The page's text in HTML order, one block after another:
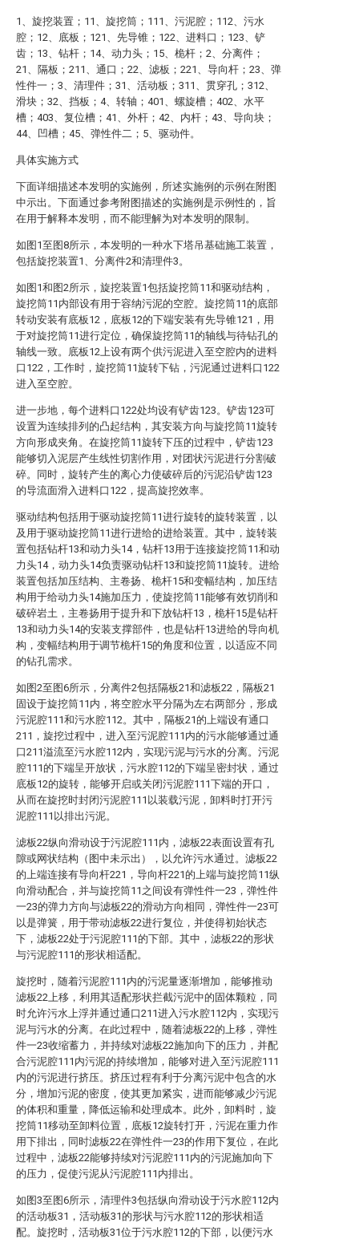
1、旋挖装置；11、旋挖筒；111、污泥腔；112、污水
腔；12、底板；121、先导锥；122、进料口；123、铲
齿；13、钻杆；14、动力头；15、桅杆；2、分离件；
21、隔板；211、通口；22、滤板；221、导向杆；23、弹
性件一；3、清理件；31、活动板；311、贯穿孔；312、
滑块；32、挡板；4、转轴；401、螺旋槽；402、水平
槽；403、复位槽；41、外杆；42、内杆；43、导向块；
44、凹槽；45、弹性件二；5、驱动件。
具体实施方式
下面详细描述本发明的实施例，所述实施例的示例在附图
中示出。下面通过参考附图描述的实施例是示例性的，旨
在用于解释本发明，而不能理解为对本发明的限制。
如图1至图8所示，本发明的一种水下塔吊基础施工装置，
包括旋挖装置1、分离件2和清理件3。
如图1和图2所示，旋挖装置1包括旋挖筒11和驱动结构，
旋挖筒11内部设有用于容纳污泥的空腔。旋挖筒11的底部
转动安装有底板12，底板12的下端安装有先导锥121，用
于对旋挖筒11进行定位，确保旋挖筒11的轴线与待钻孔的
轴线一致。底板12上设有两个供污泥进入至空腔内的进料
口122，工作时，旋挖筒11旋转下钻，污泥通过进料口122
进入至空腔。
进一步地，每个进料口122处均设有铲齿123。铲齿123可
设置为连续排列的凸起结构，其安装方向与旋挖筒11旋转
方向形成夹角。在旋挖筒11旋转下压的过程中，铲齿123
能够切入泥层产生线性切割作用，对团状污泥进行分割破
碎。同时，旋转产生的离心力使破碎后的污泥沿铲齿123
的导流面滑入进料口122，提高旋挖效率。
驱动结构包括用于驱动旋挖筒11进行旋转的旋转装置，以
及用于驱动旋挖筒11进行进给的进给装置。其中，旋转装
置包括钻杆13和动力头14，钻杆13用于连接旋挖筒11和动
力头14，动力头14负责驱动钻杆13和旋挖筒11旋转。进给
装置包括加压结构、主卷扬、桅杆15和变幅结构，加压结
构用于给动力头14施加压力，使旋挖筒11能够有效切削和
破碎岩土，主卷扬用于提升和下放钻杆13，桅杆15是钻杆
13和动力头14的安装支撑部件，也是钻杆13进给的导向机
构，变幅结构用于调节桅杆15的角度和位置，以适应不同
的钻孔需求。
如图2至图6所示，分离件2包括隔板21和滤板22，隔板21
固设于旋挖筒11内，将空腔水平分隔为左右两部分，形成
污泥腔111和污水腔112。其中，隔板21的上端设有通口
211，旋挖过程中，进入至污泥腔111内的污水能够通过通
口211溢流至污水腔112内，实现污泥与污水的分离。污泥
腔111的下端呈开放状，污水腔112的下端呈密封状，通过
底板12的旋转，能够开启或关闭污泥腔111下端的开口，
从而在旋挖时封闭污泥腔111以装载污泥，卸料时打开污
泥腔111以排出污泥。
滤板22纵向滑动设于污泥腔111内，滤板22表面设置有孔
隙或网状结构（图中未示出），以允许污水通过。滤板22
的上端连接有导向杆221，导向杆221的上端与旋挖筒11纵
向滑动配合，并与旋挖筒11之间设有弹性件一23，弹性件
一23的弹力方向与滤板22的滑动方向相同，弹性件一23可
以是弹簧，用于带动滤板22进行复位，并使得初始状态
下，滤板22处于污泥腔111的下部。其中，滤板22的形状
与污泥腔111的形状相适配。
旋挖时，随着污泥腔111内的污泥量逐渐增加，能够推动
滤板22上移，利用其适配形状拦截污泥中的固体颗粒，同
时允许污水上浮并通过通口211进入污水腔112内，实现污
泥与污水的分离。在此过程中，随着滤板22的上移，弹性
件一23收缩蓄力，并持续对滤板22施加向下的压力，并配
合污泥腔111内污泥的持续增加，能够对进入至污泥腔111
内的污泥进行挤压。挤压过程有利于分离污泥中包含的水
分，增加污泥的密度，使其更加紧实，进而能够减少污泥
的体积和重量，降低运输和处理成本。此外，卸料时，旋
挖筒11移动至卸料位置，底板12旋转打开，污泥在重力作
用下排出，同时滤板22在弹性件一23的作用下复位，在此
过程中，滤板22能够持续对污泥腔111内的污泥施加向下
的压力，促使污泥从污泥腔111内排出。
如图3至图6所示，清理件3包括纵向滑动设于污水腔112内
的活动板31，活动板31的形状与污水腔112的形状相适
配。旋挖时，活动板31位于污水腔112的下部，以便污水